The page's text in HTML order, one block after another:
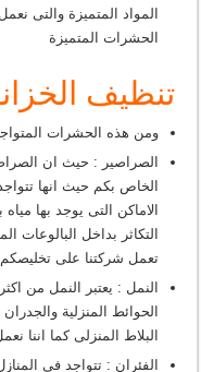
المواد المتميزة والتى
الحشرات المتميزة
تنظيف
ومن هذه الحشرات
الصراصير : حيث ان
الخاص بكم حيث انها
الاماكن التى يوجد بها
التكاثر بداخل البالوعات
تعمل شركتنا على تخليصكم
النمل : يعتبر النمل من
الحوائط المنزلية
البلاط المنزلى كما اننا
الفئران : تتواجد فى